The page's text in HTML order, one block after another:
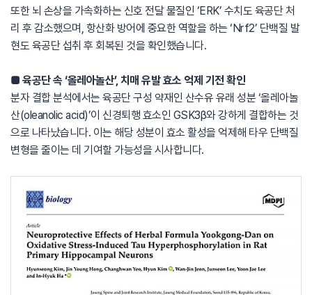
또한 뇌 손상을 가속화하는 신호 전달 물질인 ‘ERK’ 수치도 육공단 처
리 후 감소했으며, 항산화 방어에 중요한 역할을 하는 ‘Nrf2’ 단백질 발
현도 육공단 섭취 후 회복된 것을 확인했습니다.
■ 육공단 속 ‘올레아놀산’, 치매 유발 효소 억제 기전 확인
분자 결합 분석에서는 육공단 구성 약재인 산수유 유래 성분 ‘올레아놀
산(oleanolic acid)’이 신경퇴행 효소인 GSK3β와 강하게 결합하는 것
으로 나타났습니다. 이는 해당 성분이 효소 활성을 억제해 타우 단백질
변형을 줄이는 데 기여할 가능성을 시사합니다.